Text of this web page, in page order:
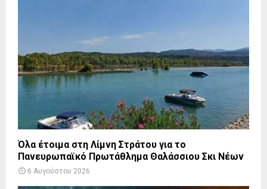
Όλα έτοιμα στη Λίμνη Στράτου για το
Πανευρωπαϊκό Πρωτάθλημα Θαλάσσιου Σκι Νέων
6 Αυγούστου 2026